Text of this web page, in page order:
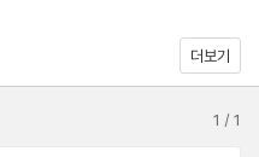
더보기
1 /1